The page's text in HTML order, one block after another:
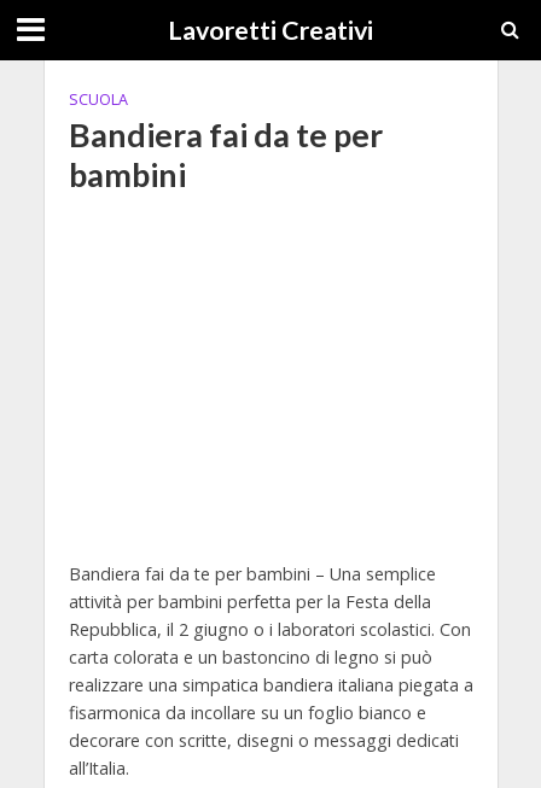
Lavoretti Creativi
SCUOLA
Bandiera fai da te per
bambini
Bandiera fai da te per bambini – Una semplice
attività per bambini perfetta per la Festa della
Repubblica, il 2 giugno o i laboratori scolastici. Con
carta colorata e un bastoncino di legno si può
realizzare una simpatica bandiera italiana piegata a
fisarmonica da incollare su un foglio bianco e
decorare con scritte, disegni o messaggi dedicati
all’Italia.